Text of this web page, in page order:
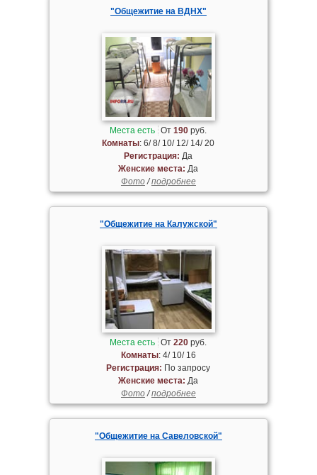
"Общежитие на ВДНХ"
Места есть От190 руб.
Комнаты: 6/ 8/ 10/ 12/ 14/ 20
Регистрация: Да
Женские места: Да
Фото/подробнее
"Общежитие на Калужской"
Места есть От220 руб.
Комнаты: 4/ 10/ 16
Регистрация: По запросу
Женские места: Да
Фото/подробнее
"Общежитие на Савеловской"